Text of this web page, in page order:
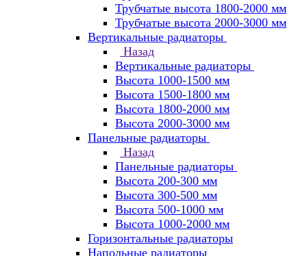
Трубчатые высота 1800-2000 мм
Трубчатые высота 2000-3000 мм
Вертикальные радиаторы
Назад
Вертикальные радиаторы
Высота 1000-1500 мм
Высота 1500-1800 мм
Высота 1800-2000 мм
Высота 2000-3000 мм
Панельные радиаторы
Назад
Панельные радиаторы
Высота 200-300 мм
Высота 300-500 мм
Высота 500-1000 мм
Высота 1000-2000 мм
Горизонтальные радиаторы
Напольные радиаторы